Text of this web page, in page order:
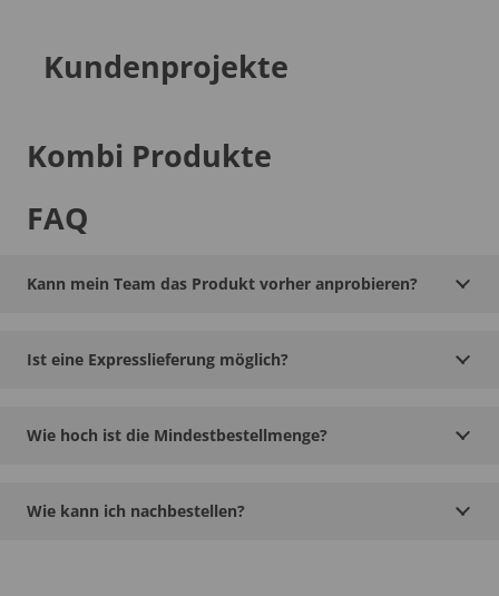
Kundenprojekte
Kombi Produkte
FAQ
Kann mein Team das Produkt vorher anprobieren?
Ist eine Expresslieferung möglich?
Wie hoch ist die Mindestbestellmenge?
Wie kann ich nachbestellen?